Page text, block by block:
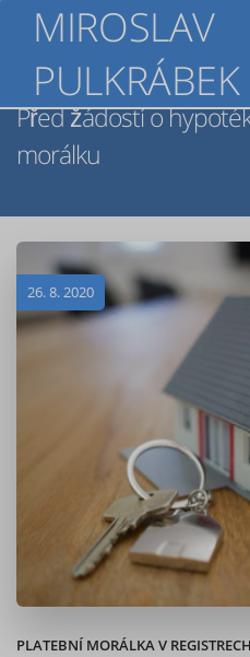
MIROSLAV
PULKRÁBEK
Před žádostí o
morálku
26. 8. 2020
PLATEBNÍ MORÁLKA V